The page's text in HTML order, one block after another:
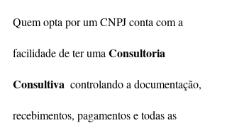
Quem opta por um CNPJ conta com a
facilidade de ter uma Consultoria
Consultiva controlando a documentação,
recebimentos, pagamentos e todas as